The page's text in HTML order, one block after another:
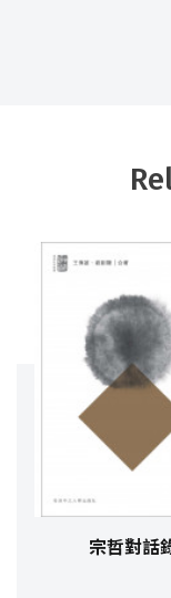
宗哲對話